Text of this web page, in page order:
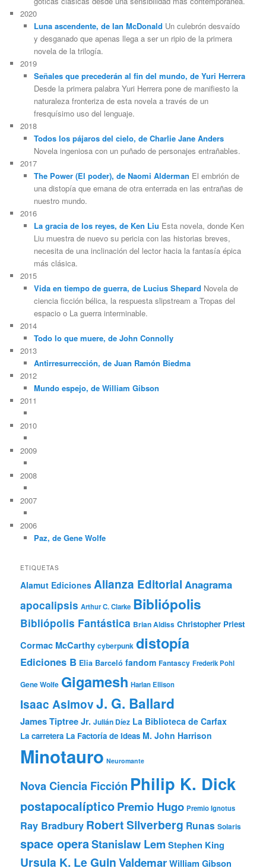
2020
Luna ascendente, de Ian McDonald Un culebrón desvaído
y desganado que apenas llega a ser un ripio de la primera
novela de la trilogía.
2019
Señales que precederán al fin del mundo, de Yuri Herrera
Desde la primera palabra Yuri Herrera pone de manifiesto la
naturaleza fronteriza de esta novela a través de un
fresquísimo uso del lenguaje.
2018
Todos los pájaros del cielo, de Charlie Jane Anders
Novela ingeniosa con un puñado de personajes entrañables.
2017
The Power (El poder), de Naomi Alderman El embrión de
una distopía que emana de otra enterrada en las entrañas de
nuestro mundo.
2016
La gracia de los reyes, de Ken Liu Esta novela, donde Ken
Liu muestra de nuevo su pericia con las historias breves,
necesita de una inclinación del lector hacia la fantasía épica
más clásica.
2015
Vida en tiempo de guerra, de Lucius Shepard Novela de
ciencia ficción bélica, la respuesta slipstream a Tropas del
espacio o La guerra interminable.
2014
Todo lo que muere, de John Connolly
2013
Antirresurrección, de Juan Ramón Biedma
2012
Mundo espejo, de William Gibson
2011
2010
2009
2008
2007
2006
Paz, de Gene Wolfe
ETIQUETAS
Alamut Ediciones Alianza Editorial Anagrama
apocalipsis Arthur C. Clarke Bibliópolis
Bibliópolis Fantástica Brian Aldiss Christopher Priest
Cormac McCarthy cyberpunk distopía
Ediciones B Elia Barceló fandom Fantascy Frederik Pohl
Gene Wolfe Gigamesh Harlan Ellison
Isaac AsimovJ. G. Ballard
James Tiptree Jr. Julián Díez La Biblioteca de Carfax
La carretera La Factoría de Ideas M. John Harrison
Minotauro Neuromante
Nova Ciencia Ficción Philip K. Dick
postapocalípticoPremio Hugo Premio Ignotus
Ray Bradbury Robert Silverberg Runas Solaris
space operaStanislaw Lem Stephen King
Ursula K. Le GuinValdemarWilliam Gibson